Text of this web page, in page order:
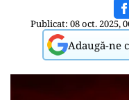
Publicat: 08 oct. 2025,
Adaugă-ne